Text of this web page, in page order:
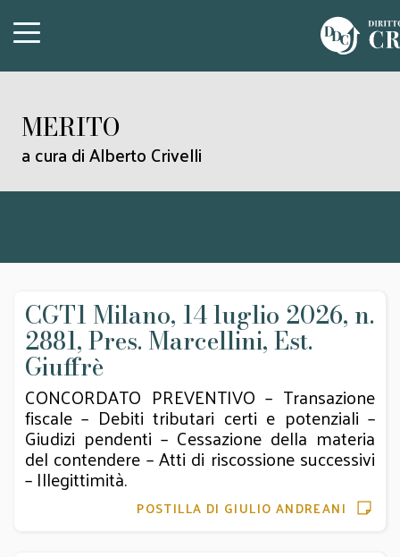
MERITO
a cura di Alberto Crivelli
CGT1 Milano, 14 luglio 2026, n.
2881, Pres. Marcellini, Est.
Giuffrè
CONCORDATO PREVENTIVO – Transazione
fiscale – Debiti tributari certi e potenziali –
Giudizi pendenti – Cessazione della materia
del contendere – Atti di riscossione successivi
– Illegittimità.
POSTILLA DI GIULIO ANDREANI